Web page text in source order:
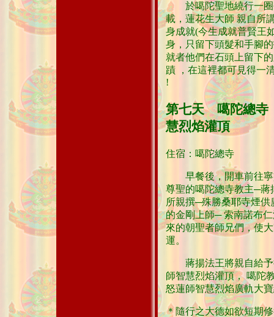
於噶陀聖地繞行一圈
載，蓮花生大師 親自所
身成就(今生成就普賢王
身，只留下頭髮和手腳
就者他們在石頭上留下
蹟 ，在這裡都可見得一
!
第七天 噶陀總寺
慧烈焰灌頂
住宿：噶陀總寺
早餐後，開車前往寧
尊聖的噶陀總寺教主─蔣
所親撰─殊勝桑耶寺煙
的金剛上師─ 索南諾布
來的朝聖者師兄們，使
運。
蔣揚法王將親自給予
師智慧烈焰灌頂， 噶陀
怒蓮師智慧烈焰廣軌大
＊隨行之大德如欲短期